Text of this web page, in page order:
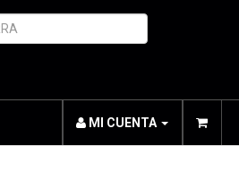
MI CUENTA